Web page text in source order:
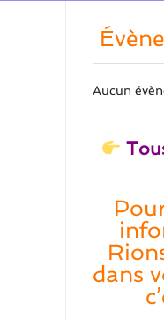
Aucun
dans